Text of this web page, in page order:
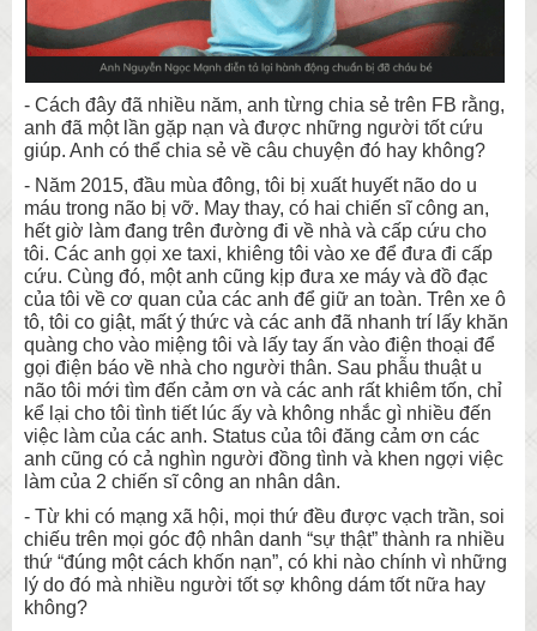
- Cách đây đã nhiều năm, anh từng chia sẻ trên FB rằng,
anh đã một lần gặp nạn và được những người tốt cứu
giúp. Anh có thể chia sẻ về câu chuyện đó hay không?
- Năm 2015, đầu mùa đông, tôi bị xuất huyết não do u
máu trong não bị vỡ. May thay, có hai chiến sĩ công an,
hết giờ làm đang trên đường đi về nhà và cấp cứu cho
tôi. Các anh gọi xe taxi, khiêng tôi vào xe để đưa đi cấp
cứu. Cùng đó, một anh cũng kịp đưa xe máy và đồ đạc
của tôi về cơ quan của các anh để giữ an toàn. Trên xe ô
tô, tôi co giật, mất ý thức và các anh đã nhanh trí lấy khăn
quàng cho vào miệng tôi và lấy tay ấn vào điện thoại để
gọi điện báo về nhà cho người thân. Sau phẫu thuật u
não tôi mới tìm đến cảm ơn và các anh rất khiêm tốn, chỉ
kể lại cho tôi tình tiết lúc ấy và không nhắc gì nhiều đến
việc làm của các anh. Status của tôi đăng cảm ơn các
anh cũng có cả nghìn người đồng tình và khen ngợi việc
làm của 2 chiến sĩ công an nhân dân.
- Từ khi có mạng xã hội, mọi thứ đều được vạch trần, soi
chiếu trên mọi góc độ nhân danh “sự thật” thành ra nhiều
thứ “đúng một cách khốn nạn”, có khi nào chính vì những
lý do đó mà nhiều người tốt sợ không dám tốt nữa hay
không?